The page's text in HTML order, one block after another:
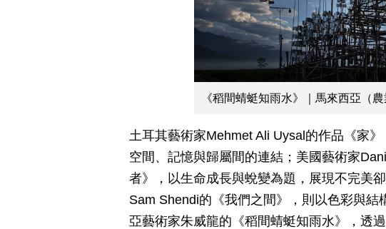
《稻間蜻蜓知雨水》｜馬來西亞（農
土耳其藝術家Mehmet Ali Uysal的作品《家
空間、記憶與歸屬間的連結；美國藝術家
者》，以生命成長與蛻變為題，展現不完美
Sam Shendi的《我們之間》，則以色彩與
亞藝術家朱威龍的《稻間蜻蜓知雨水》，透